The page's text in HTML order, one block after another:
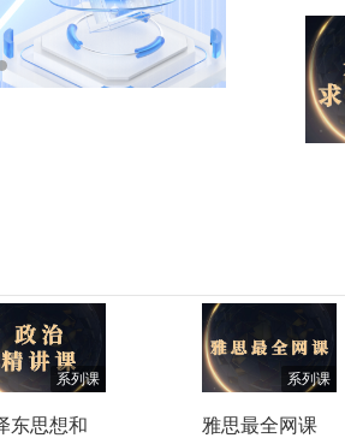
系列课
东思想和
系列课
雅思最全网课